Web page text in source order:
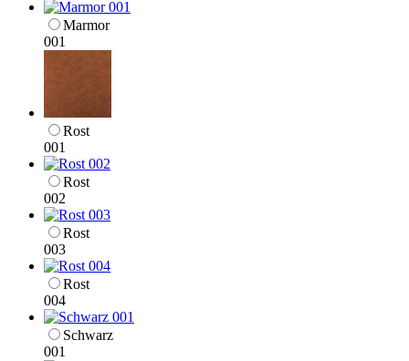
Marmor
001
Rost
001
Rost
002
Rost
003
Rost
004
Schwarz
001